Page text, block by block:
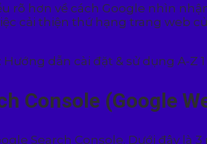
rõ hơn về cách Google nhìn
cải thiện thứ hạng trang web
Console (Google
Search Console. Dưới đây là